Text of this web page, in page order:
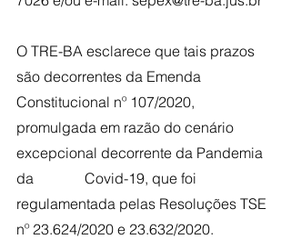
O TRE-BA esclarece que tais prazos
são decorrentes da Emenda
Constitucional nº 107/2020,
promulgada em razão do cenário
excepcional decorrente da Pandemia
da              Covid-19, que foi
regulamentada pelas Resoluções TSE
nº 23.624/2020 e 23.632/2020.